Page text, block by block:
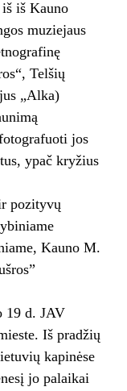
iš Kauno
muziejaus
Telšių
„Alka)
jos
ypač kryžius
pozityvų
Kauno M.
19 d. JAV
Iš pradžių
kapinėse
jo palaikai